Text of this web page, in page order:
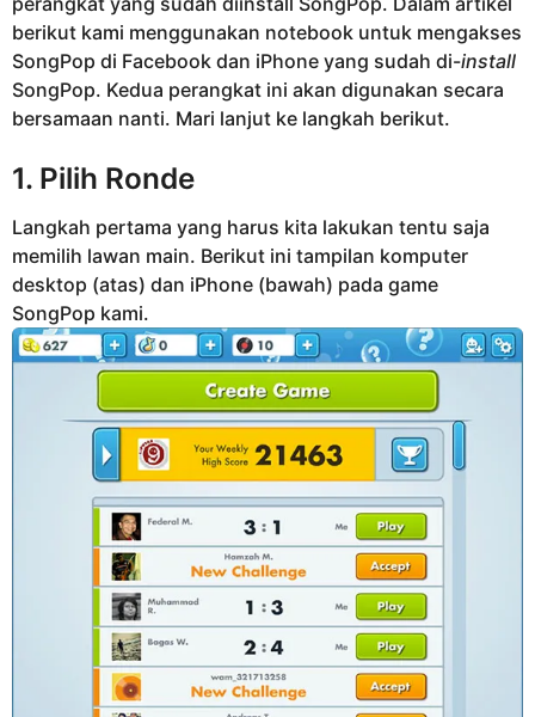
berikut kami menggunakan notebook untuk mengakses
SongPop di Facebook dan iPhone yang sudah di-install
SongPop. Kedua perangkat ini akan digunakan secara
bersamaan nanti. Mari lanjut ke langkah berikut.
1. Pilih Ronde
Langkah pertama yang harus kita lakukan tentu saja
memilih lawan main. Berikut ini tampilan komputer
desktop (atas) dan iPhone (bawah) pada game
SongPop kami.